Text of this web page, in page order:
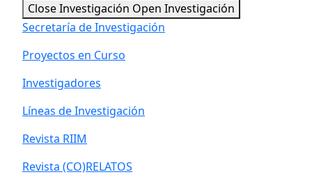
Close Investigación Open Investigación
Secretaría de Investigación
Proyectos en Curso
Investigadores
Líneas de Investigación
Revista RIIM
Revista (CO)RELATOS